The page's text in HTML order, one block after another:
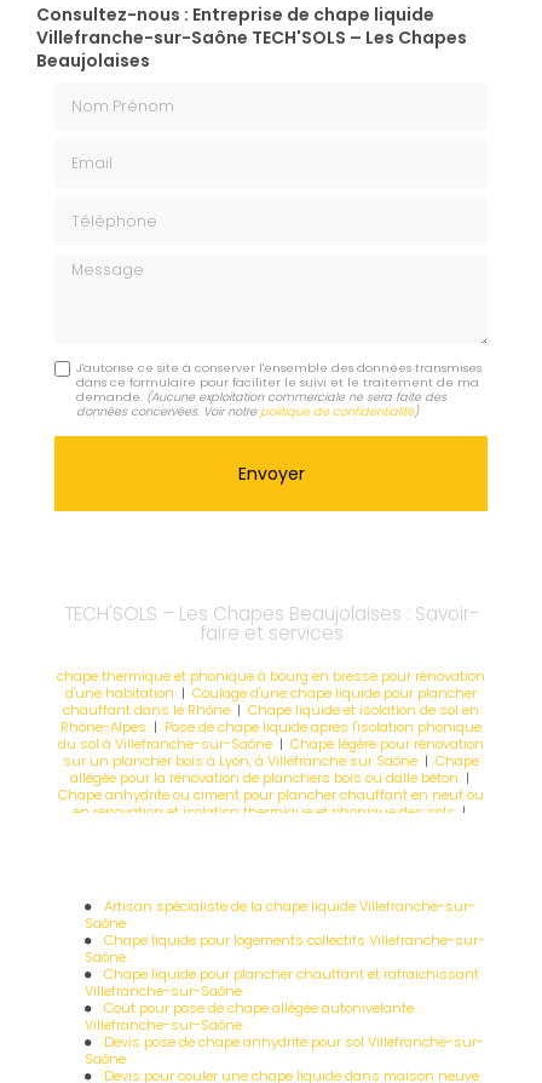
Consultez-nous : Entreprise de chape liquide
Villefranche-sur-Saône TECH'SOLS – Les Chapes
Beaujolaises
Message
J'autorise ce site à conserver l'ensemble des données transmises
dans ce formulaire pour faciliter le suivi et le traitement de ma
demande. (Aucune exploitation commerciale ne sera faite des
données concervées. Voir notrepolitique de confidentialité)
TECH'SOLS – Les Chapes Beaujolaises : Savoir-
faire et services
chape thermique et phonique à bourg en bresse pour rénovation
d'une habitation | Coulage d'une chape liquide pour plancher
chauffant dans le Rhône | Chape liquide et isolation de sol en
Rhône-Alpes | Pose de chape liquide après l'isolation phonique
du sol à Villefranche-sur-Saône | Chape légère pour rénovation
sur un plancher bois à Lyon, à Villefranche sur Saône | Chape
allégée pour la rénovation de planchers bois ou dalle béton |
Chape anhydrite ou ciment pour plancher chauffant en neuf ou
en rénovation et isolation thermique et phonique des sols |
Artisan spécialiste de la chape liquide Villefranche-sur-
Saône
Chape liquide pour logements collectifs Villefranche-sur-
Saône
Chape liquide pour plancher chauffant et rafraichissant
Villefranche-sur-Saône
Coût pour pose de chape allégée autonivelante
Villefranche-sur-Saône
Devis pose de chape anhydrite pour sol Villefranche-sur-
Saône
Devis pour couler une chape liquide dans maison neuve